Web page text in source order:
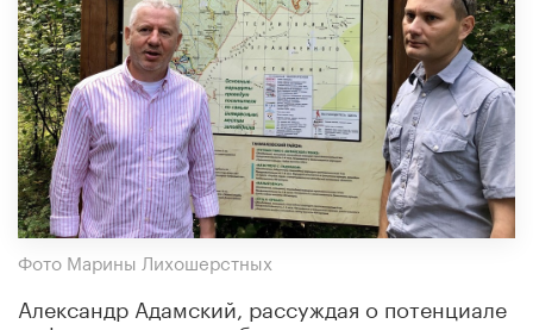
Фото Марины Лихошерстных
Александр Адамский, рассуждая о потенциале